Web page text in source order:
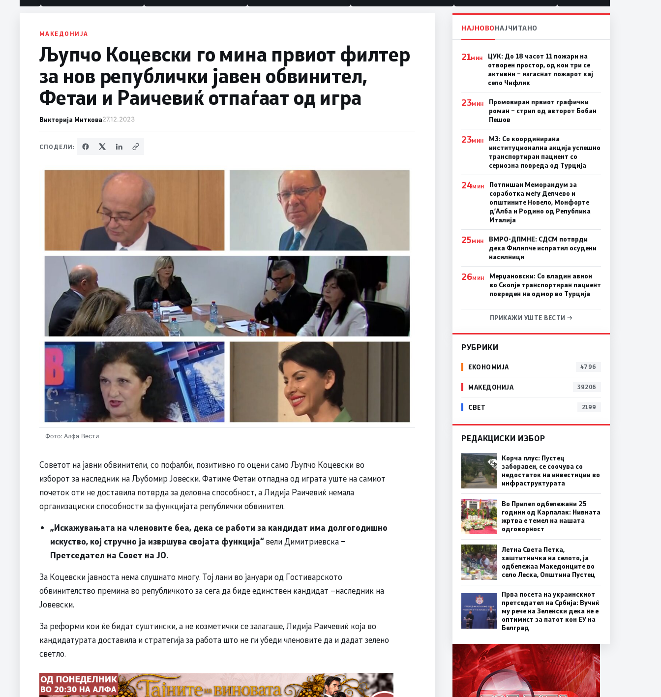
МАКЕДОНИЈА
Љупчо Коцевски го мина првиот филтер
за нов републички јавен обвинител,
Фетаи и Раичевиќ отпаѓаат од игра
Викторија Миткова27.12.2023
СПОДЕЛИ:
Фото: Алфа Вести
Советот на јавни обвинители, со пофалби, позитивно го оцени само Љупчо Коцевски во
изборот за наследник на Љубомир Јовески. Фатиме Фетаи отпадна од играта уште на самиот
почеток оти не доставила потврда за деловна способност, а Лидија Раичевиќ немала
организациски способности за функцијата републички обвинител.
„Искажувањата на членовите беа, дека се работи за кандидат има долгогодишно
искуство, кој стручно ја извршува својата функција“ вели Димитриевска –
Претседател на Совет на ЈО.
За Коцевски јавноста нема слушнато многу. Тој лани во јануари од Гостиварското
обвинителство премина во републичкото за сега да биде единствен кандидат –наследник на
Јовевски.
За реформи кои ќе бидат суштински, а не козметички се залагаше, Лидија Раичевиќ која во
кандидатурата доставила и стратегија за работа што не ги убеди членовите да и дадат зелено
светло.
НАЈНОВОНАЈЧИТАНО
21МИН
ЦУК: До 18 часот 11 пожари на
отворен простор, од кои три се
активни – изгаснат пожарот кај
село Чифлик
23МИН
Промовиран првиот графички
роман – стрип од авторот Бобан
Пешов
23МИН
МЗ: Со координирана
институционална акција успешно
транспортиран пациент со
сериозна повреда од Турција
24МИН
Потпишан Меморандум за
соработка меѓу Делчево и
општините Новело, Монфорте
д’Алба и Родино од Република
Италија
25МИН
ВМРО-ДПМНЕ: СДСM потврди
дека Филипче испратил осудени
насилници
26МИН
Мерџановски: Со владин авион
во Скопје транспортиран пациент
повреден на одмор во Турција
ПРИКАЖИ УШТЕ ВЕСТИ →
РУБРИКИ
ЕКОНОМИЈА 4796
МАКЕДОНИЈА 39206
СВЕТ 2199
РЕДАКЦИСКИ ИЗБОР
Корча плус: Пустец
заборавен, се соочува со
недостаток на инвестиции во
инфраструктурата
Во Прилеп одбележани 25
години од Карпалак: Нивната
жртва е темел на нашата
одговорност
Летна Света Петка,
заштитничка на селото, ја
одбележаа Македонците во
село Леска, Општина Пустец
Прва посета на украинскиот
претседател на Србија: Вучиќ
му рече на Зеленски дека не е
оптимист за патот кон ЕУ на
Белград